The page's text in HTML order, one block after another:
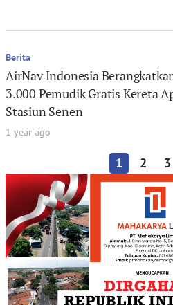
Berita
AirNav Indonesia
3.000 Pemudik Gratis Kereta
Stasiun Senen
1 year ago
1 2 3